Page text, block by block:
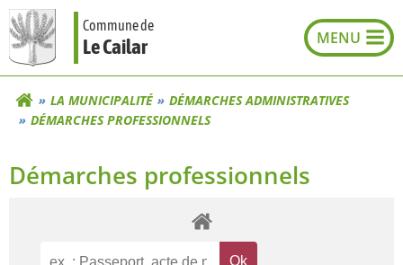
Aller
au
contenu
Commune de
Le Cailar
LA MUNICIPALITÉ
DÉMARCHES ADMINISTRATIVES
DÉMARCHES PROFESSIONNELS
Démarches professionnels